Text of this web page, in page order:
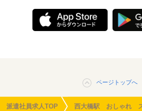
ページトップへ
派遣社員求人TOP 西大橋駅 おしゃれ